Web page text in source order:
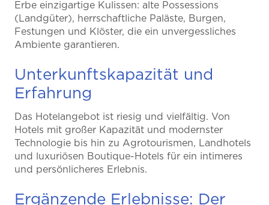
Erbe einzigartige Kulissen: alte Possessions
(Landgüter), herrschaftliche Paläste, Burgen,
Festungen und Klöster, die ein unvergessliches
Ambiente garantieren.
Unterkunftskapazität und
Erfahrung
Das Hotelangebot ist riesig und vielfältig. Von
Hotels mit großer Kapazität und modernster
Technologie bis hin zu Agrotourismen, Landhotels
und luxuriösen Boutique-Hotels für ein intimeres
und persönlicheres Erlebnis.
Ergänzende Erlebnisse: Der